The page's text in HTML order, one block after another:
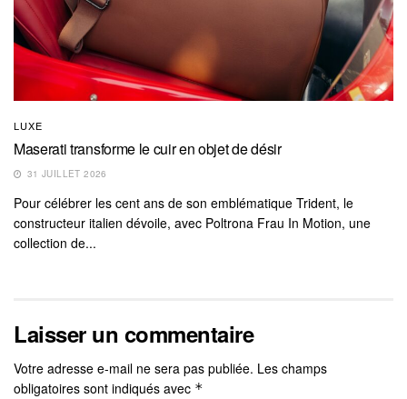
LUXE
Maserati transforme le cuir en objet de désir
31 JUILLET 2026
Pour célébrer les cent ans de son emblématique Trident, le
constructeur italien dévoile, avec Poltrona Frau In Motion, une
collection de...
Laisser un commentaire
Votre adresse e-mail ne sera pas publiée. Les champs
obligatoires sont indiqués avec *